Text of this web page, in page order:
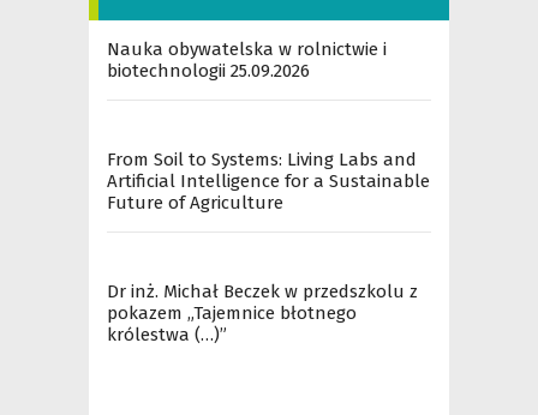
Nauka obywatelska w rolnictwie i
biotechnologii 25.09.2026
From Soil to Systems: Living Labs and
Artificial Intelligence for a Sustainable
Future of Agriculture
Dr inż. Michał Beczek w przedszkolu z
pokazem „Tajemnice błotnego
królestwa (…)”